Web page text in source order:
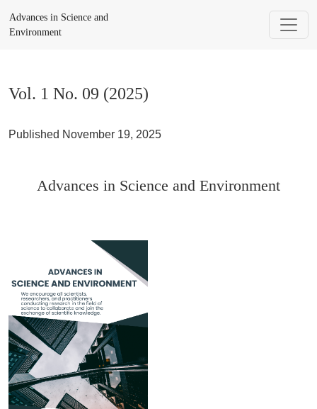
Advances in Science and
Environment
Vol. 1 No. 09 (2025)
Published November 19, 2025
Advances in Science and Environment